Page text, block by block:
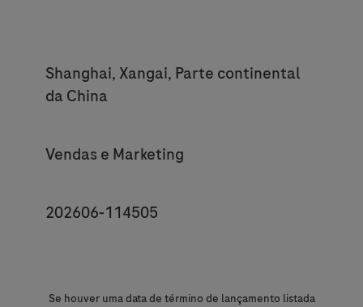
Location
Shanghai, Xangai, Parte continental
da China
Category
Vendas e Marketing
JobId
202606-114505
Se houver uma data de término de lançamento listada